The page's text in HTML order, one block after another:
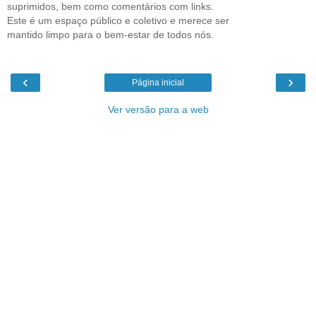
suprimidos, bem como comentários com links.
Este é um espaço público e coletivo e merece ser
mantido limpo para o bem-estar de todos nós.
‹ ›
Página inicial
Ver versão para a web